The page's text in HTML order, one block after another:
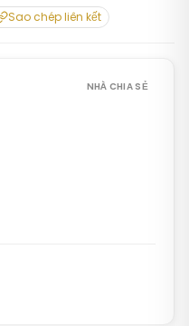
Sao chép liên kết
NHÀ CHIA SẺ